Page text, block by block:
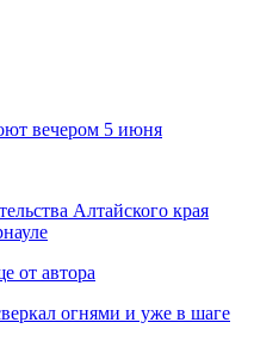
вечером 5 июня
Алтайского края
от автора
огнями и уже в шаге